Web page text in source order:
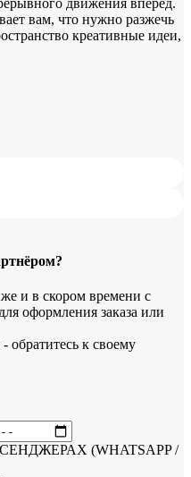
вам, что нужно разжечь
креативные идеи,
и в скором времени с
оформления заказа или
обратитесь к своему
(WHATSAPP /